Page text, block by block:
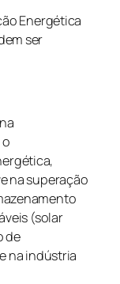
Energética
ser
na superação
(solar
de
na indústria